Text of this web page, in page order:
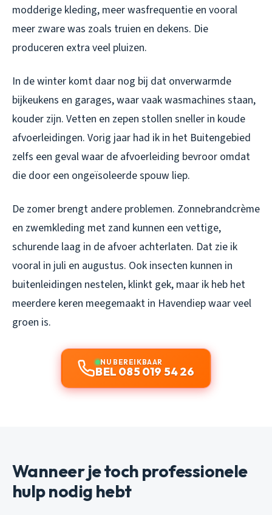
modderige kleding, meer wasfrequentie en vooral
meer zware was zoals truien en dekens. Die
produceren extra veel pluizen.
In de winter komt daar nog bij dat onverwarmde
bijkeukens en garages, waar vaak wasmachines staan,
kouder zijn. Vetten en zepen stollen sneller in koude
afvoerleidingen. Vorig jaar had ik in het Buitengebied
zelfs een geval waar de afvoerleiding bevroor omdat
die door een ongeïsoleerde spouw liep.
De zomer brengt andere problemen. Zonnebrandcrème
en zwemkleding met zand kunnen een vettige,
schurende laag in de afvoer achterlaten. Dat zie ik
vooral in juli en augustus. Ook insecten kunnen in
buitenleidingen nestelen, klinkt gek, maar ik heb het
meerdere keren meegemaakt in Havendiep waar veel
groen is.
NU BEREIKBAAR
BEL 085 019 54 26
Wanneer je toch professionele
hulp nodig hebt